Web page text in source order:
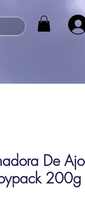
De Ajo
200g